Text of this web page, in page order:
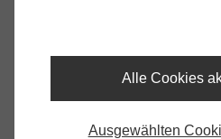
Industrie ständig ansteigen,
Weiterentwicklung der bereits
verbindungstechnischen
Verbindungselementes eine
Alle Cookies
Ausgewählten